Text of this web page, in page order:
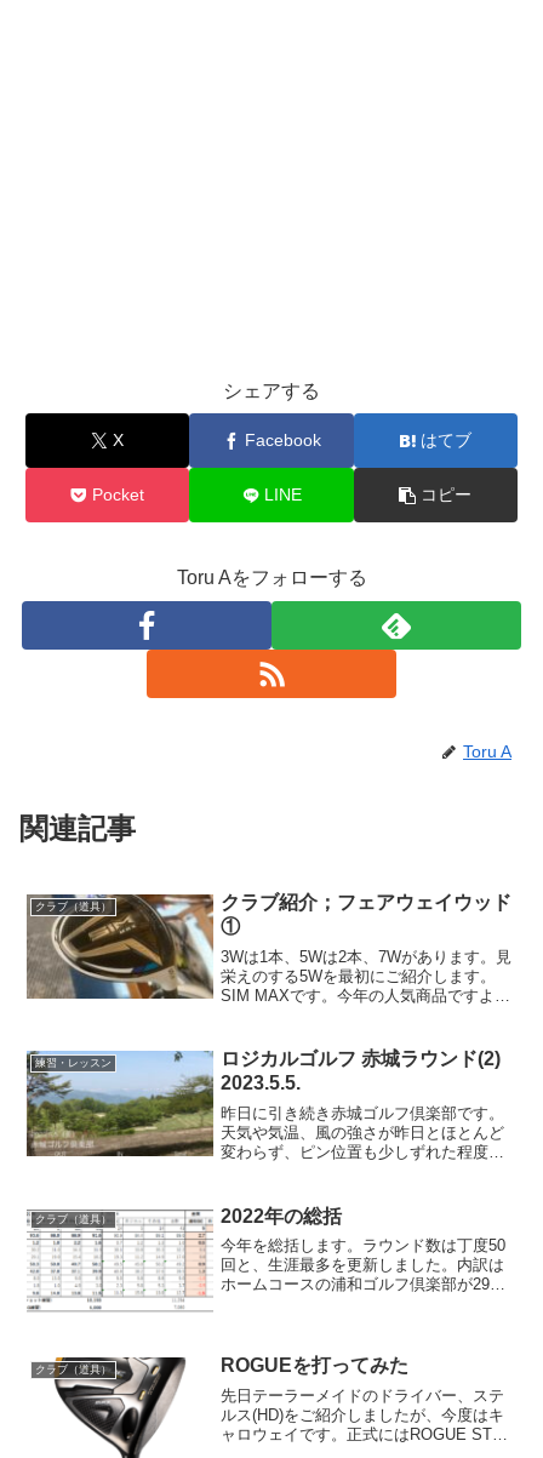
シェアする
X Facebook はてブ
Pocket LINE コピー
Toru Aをフォローする
Toru A
関連記事
クラブ（道具）
クラブ紹介；フェアウェイウッド
①
3Wは1本、5Wは2本、7Wがあります。見
栄えのする5Wを最初にご紹介します。
SIM MAXです。今年の人気商品ですよ
た。シャフトはフジクラのSpeeder Ev...
練習・レッスン
ロジカルゴルフ 赤城ラウンド(2)
2023.5.5.
昨日に引き続き赤城ゴルフ倶楽部です。
天気や気温、風の強さが昨日とほとんど
変わらず、ピン位置も少しずれた程度と
ョンの中、なんとか昨日より良いスコア
で回る事ができました。ロ...
クラブ（道具） 2022年の総括
今年を総括します。ラウンド数は丁度50
回と、生涯最多を更新しました。内訳は
ホームコースの浦和ゴルフ倶楽部が29
(赤羽ゴルフ倶楽部...
クラブ（道具） ROGUEを打ってみた
先日テーラーメイドのドライバー、ステ
ルス(HD)をご紹介しましたが、今度はキ
ャロウェイです。正式にはROGUE ST